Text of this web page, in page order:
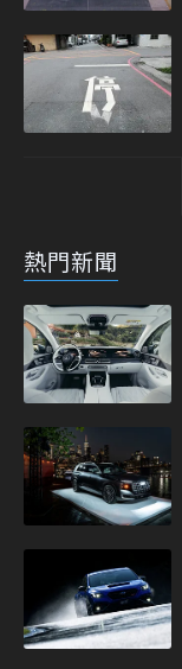
熱門新聞